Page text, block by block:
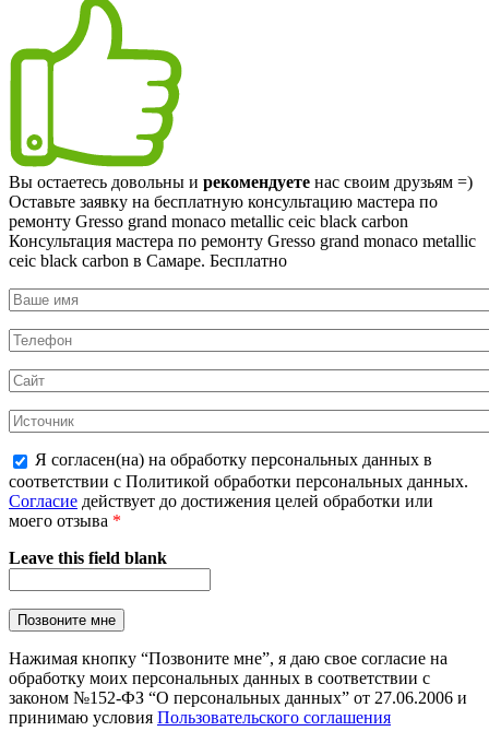
Вы остаетесь довольны и рекомендуете нас своим друзьям =)
Оставьте заявку на бесплатную консультацию мастера по
ремонту Gresso grand monaco metallic ceic black carbon
Консультация мастера по ремонту Gresso grand monaco metallic
ceic black carbon в Самаре. Бесплатно
Я согласен(на) на обработку персональных данных в
соответствии с Политикой обработки персональных данных.
Согласие действует до достижения целей обработки или
моего отзыва *
Leave this field blank
Нажимая кнопку “Позвоните мне”, я даю свое согласие на
обработку моих персональных данных в соответствии с
законом №152-ФЗ “О персональных данных” от 27.06.2006 и
принимаю условия Пользовательского соглашения